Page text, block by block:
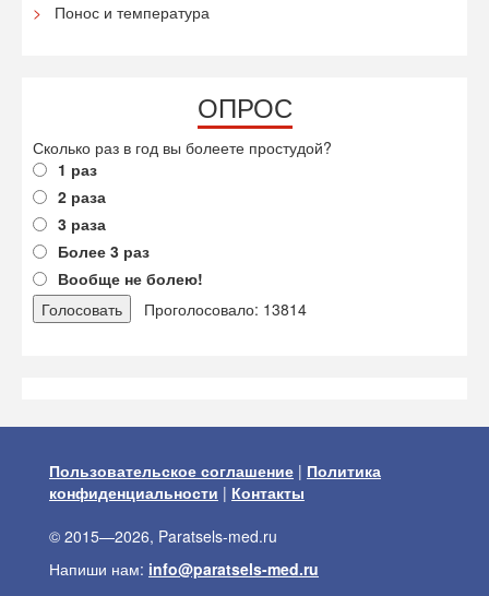
Понос и температура
ОПРОС
Сколько раз в год вы болеете простудой?
1 раз
2 раза
3 раза
Более 3 раз
Вообще не болею!
Проголосовало: 13814
Пользовательское соглашение | Политика
конфиденциальности | Контакты
© 2015—2026, Paratsels-med.ru
Напиши нам: info@paratsels-med.ru